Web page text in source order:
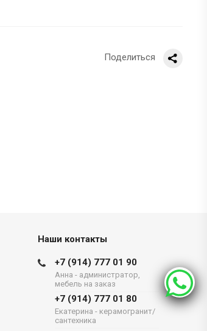
Поделиться
Наши контакты
+7 (914) 777 01 90
Анна - администратор,
мебель на заказ
+7 (914) 777 01 80
Екатерина - керамогранит/
сантехника